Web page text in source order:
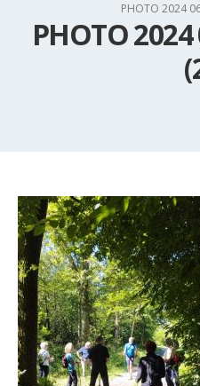
PHOTO 2024
PHOTO 2024